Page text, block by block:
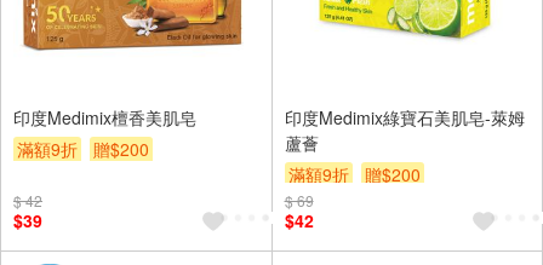
印度Medimix檀香美肌皂
滿額9折
贈$200
$ 42
$39
印度Medimix綠寶石美肌皂-萊姆
蘆薈
滿額9折
贈$200
$ 69
$42